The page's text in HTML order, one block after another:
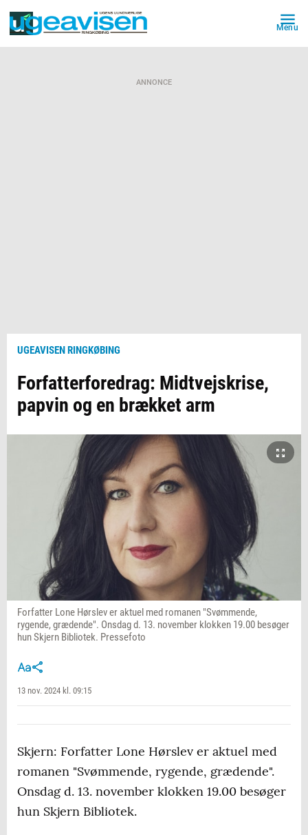
Menu
ANNONCE
UGEAVISEN RINGKØBING
Forfatterforedrag: Midtvejskrise,
papvin og en brækket arm
Forfatter Lone Hørslev er aktuel med romanen "Svømmende,
rygende, grædende". Onsdag d. 13. november klokken 19.00 besøger
hun Skjern Bibliotek. Pressefoto
13 nov. 2024 kl. 09:15
Skjern: Forfatter Lone Hørslev er aktuel med
romanen "Svømmende, rygende, grædende".
Onsdag d. 13. november klokken 19.00 besøger
hun Skjern Bibliotek.